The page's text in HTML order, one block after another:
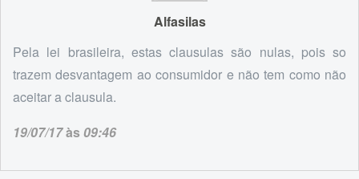
Alfasilas
Pela lei brasileira, estas clausulas são nulas, pois so
trazem desvantagem ao consumidor e não tem como não
aceitar a clausula.
19/07/17às09:46